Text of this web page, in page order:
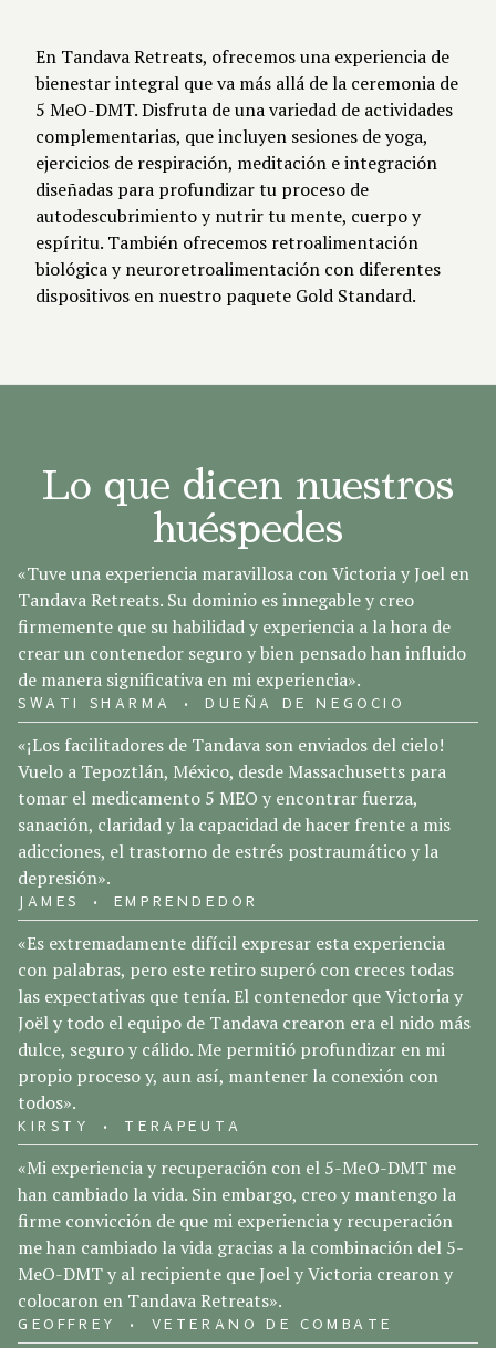
En Tandava Retreats, ofrecemos una experiencia de
bienestar integral que va más allá de la ceremonia de
5 MeO-DMT. Disfruta de una variedad de actividades
complementarias, que incluyen sesiones de yoga,
ejercicios de respiración, meditación e integración
diseñadas para profundizar tu proceso de
autodescubrimiento y nutrir tu mente, cuerpo y
espíritu. También ofrecemos retroalimentación
biológica y neuroretroalimentación con diferentes
dispositivos en nuestro paquete Gold Standard.
Lo que dicen nuestros
huéspedes
«Tuve una experiencia maravillosa con Victoria y Joel en
Tandava Retreats. Su dominio es innegable y creo
firmemente que su habilidad y experiencia a la hora de
crear un contenedor seguro y bien pensado han influido
de manera significativa en mi experiencia».
SWATI SHARMA • DUEÑA DE NEGOCIO
«¡Los facilitadores de Tandava son enviados del cielo!
Vuelo a Tepoztlán, México, desde Massachusetts para
tomar el medicamento 5 MEO y encontrar fuerza,
sanación, claridad y la capacidad de hacer frente a mis
adicciones, el trastorno de estrés postraumático y la
depresión».
JAMES • EMPRENDEDOR
«Es extremadamente difícil expresar esta experiencia
con palabras, pero este retiro superó con creces todas
las expectativas que tenía. El contenedor que Victoria y
Joël y todo el equipo de Tandava crearon era el nido más
dulce, seguro y cálido. Me permitió profundizar en mi
propio proceso y, aun así, mantener la conexión con
todos».
KIRSTY • TERAPEUTA
«Mi experiencia y recuperación con el 5-MeO-DMT me
han cambiado la vida. Sin embargo, creo y mantengo la
firme convicción de que mi experiencia y recuperación
me han cambiado la vida gracias a la combinación del 5-
MeO-DMT y al recipiente que Joel y Victoria crearon y
colocaron en Tandava Retreats».
GEOFFREY • VETERANO DE COMBATE